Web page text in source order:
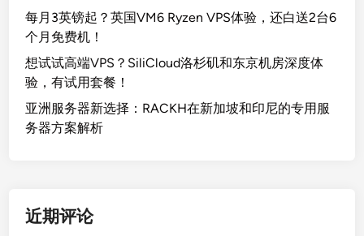
每月3英镑起？英国VM6 Ryzen VPS体验，还白送2台6
个月免费机！
想试试高端VPS？SiliCloud洛杉矶和东京机房深度体
验，有试用套餐！
亚洲服务器新选择：RACKH在新加坡和印尼的专用服
务器方案解析
近期评论